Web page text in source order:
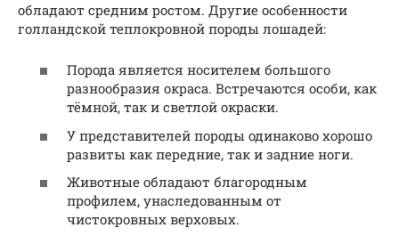
обладают средним ростом. Другие особенности
голландской теплокровной породы лошадей:
Порода является носителем большого
разнообразия окраса. Встречаются особи, как
тёмной, так и светлой окраски.
У представителей породы одинаково хорошо
развиты как передние, так и задние ноги.
Животные обладают благородным
профилем, унаследованным от
чистокровных верховых.